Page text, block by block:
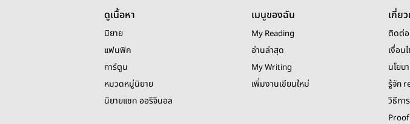
ดูเนื้อหา
นิยาย
แฟนฟิค
การ์ตูน
หมวดหมู่นิยาย
นิยายแชท ออริจินอล
เมนูของฉัน
My Reading
อ่านล่าสุด
My Writing
เพิ่มงานเขียนใหม่
เกี่ย
ติดต่อ
เงื่อน
นโยบ
รู้จัก
วิธีกา